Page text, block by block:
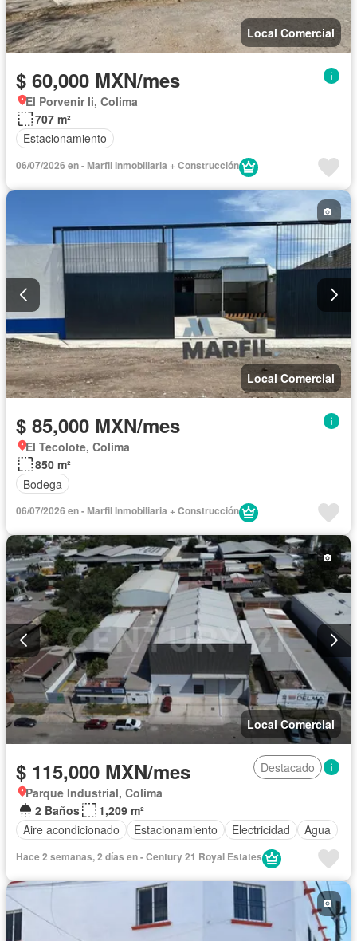
Local Comercial
$ 60,000 MXN/mes
El Porvenir Ii, Colima
707 m²
Estacionamiento
06/07/2026 en - Marfil Inmobiliaria + Construcción
Local Comercial
$ 85,000 MXN/mes
El Tecolote, Colima
850 m²
Bodega
06/07/2026 en - Marfil Inmobiliaria + Construcción
Local Comercial
$ 115,000 MXN/mes
Destacado
Parque Industrial, Colima
2 Baños
1,209 m²
Aire acondicionado
Estacionamiento Electricidad Agua
Hace 2 semanas, 2 días en - Century 21 Royal Estates